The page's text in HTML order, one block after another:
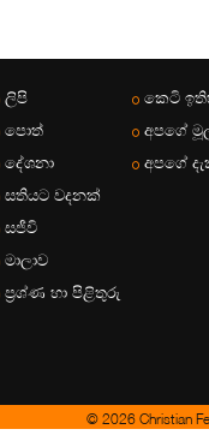
ලිපි
පොත්
දේශනා
සතියට වදනක්
සජීවි
මාලාව
ප්‍රශ්ණ හා පිළිතුරු
කෙටි
අපගේ
අපගේ
© 2026 Christian